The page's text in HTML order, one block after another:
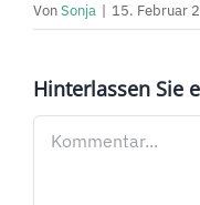
VonSonja | 15. Februar
Hinterlassen Sie